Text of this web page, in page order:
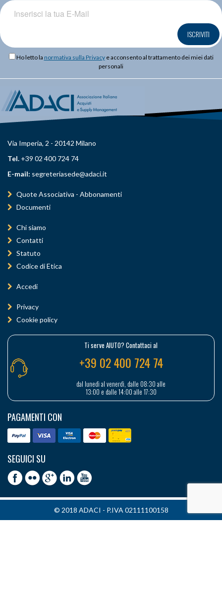
ISCRIVITI
Ho letto la normativa sulla Privacye acconsento al trattamento dei miei dati
personali
Via Imperia, 2 - 20142 Milano
Tel. +39 02 400 724 74
E-mail: segreteriasede@adaci.it
Quote Associativa - Abbonamenti
Documenti
Chi siamo
Contatti
Statuto
Codice di Etica
Accedi
Privacy
Cookie policy
Ti serve AIUTO? Contattaci al
+39 02 400 724 74
dal lunedì al venerdì, dalle 08:30 alle
13:00 e dalle 14:00 alle 17:30
PAGAMENTI CON
SEGUICI SU
© 2018 ADACI - P.IVA 02111100158